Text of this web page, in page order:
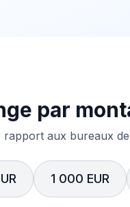
par
aux bureaux
1 000 EUR